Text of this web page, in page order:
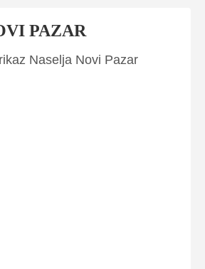
PAZAR
Naselja Novi Pazar